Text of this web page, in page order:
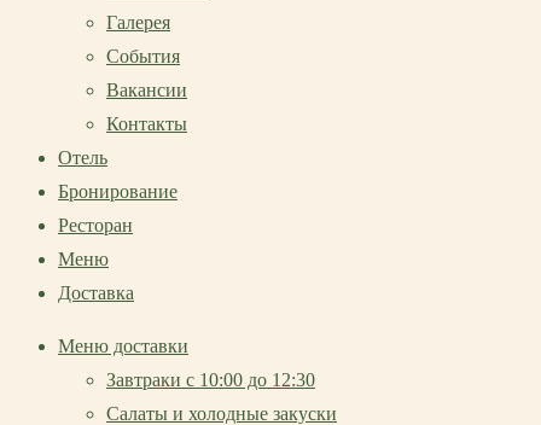
Галерея
События
Вакансии
Контакты
Отель
Бронирование
Ресторан
Меню
Доставка
Меню доставки
Завтраки с 10:00 до 12:30
Салаты и холодные закуски